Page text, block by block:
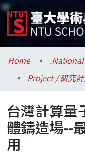
Communities &
Research Outputs
Fundings &
Researchers
Home
Project / 研究
台灣計算量
體鑄造場--
用